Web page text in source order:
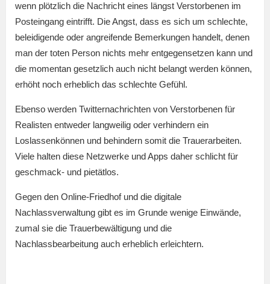
wenn plötzlich die Nachricht eines längst Verstorbenen im
Posteingang eintrifft. Die Angst, dass es sich um schlechte,
beleidigende oder angreifende Bemerkungen handelt, denen
man der toten Person nichts mehr entgegensetzen kann und
die momentan gesetzlich auch nicht belangt werden können,
erhöht noch erheblich das schlechte Gefühl.
Ebenso werden Twitternachrichten von Verstorbenen für
Realisten entweder langweilig oder verhindern ein
Loslassenkönnen und behindern somit die Trauerarbeiten.
Viele halten diese Netzwerke und Apps daher schlicht für
geschmack- und pietätlos.
Gegen den Online-Friedhof und die digitale
Nachlassverwaltung gibt es im Grunde wenige Einwände,
zumal sie die Trauerbewältigung und die
Nachlassbearbeitung auch erheblich erleichtern.